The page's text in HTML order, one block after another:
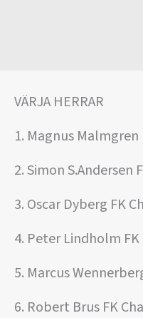
VÄRJA HERRAR
1. Magnus
2. Simon
3. Oscar Dyberg FK
4. Peter Lindholm
5. Marcus
6. Robert Brus FK